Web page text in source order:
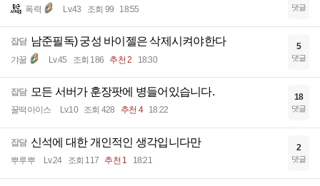
폭력 Lv.43 조회 99 18:55 댓글
잡담 남준필독) 궁성 바이젤은 삭제시켜야한다
갸꿀 Lv.45 조회 186 추천 2 18:30
5
댓글
잡담 모든 서버가 훈장팟에 병들어있습니다.
꿀떡아이스 Lv.10 조회 428 추천 4 18:22
18
댓글
잡담 신석에 대한 개인적인 생각입니다만
뿌루뿌 Lv.24 조회 117 추천 1 18:21
2
댓글